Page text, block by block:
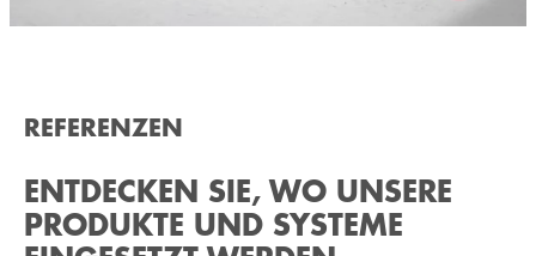
REFERENZEN
ENTDECKEN SIE, WO UNSERE
PRODUKTE UND SYSTEME